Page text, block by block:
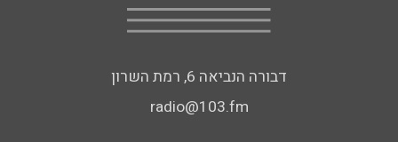
דבורה הנביאה 6, רמת השרון
radio@103.fm